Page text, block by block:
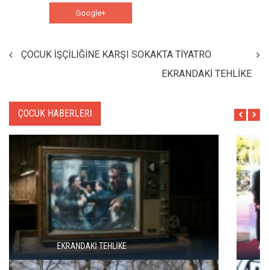
Google+
ÇOCUK İŞÇİLİĞİNE KARŞI SOKAKTA TİYATRO
EKRANDAKİ TEHLİKE
ÇOCUK HABERLERI
ALTIN PORTAKAL’DA VİCDANIN VE GERÇEĞİN PEŞİNDE İKİ FİLM